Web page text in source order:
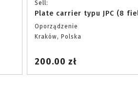
Sell:
Plate carrier typu JPC (8
Oporządzenie
Kraków, Polska
200.00 zł